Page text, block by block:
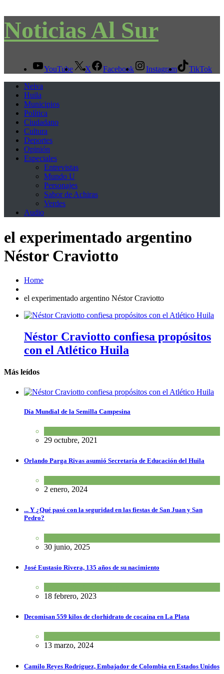
Noticias Al Sur
YouTube X Facebook Instagram
TikTok
Neiva
Huila
Municipios
Política
Ciudadano
Cultura
Deportes
Opinión
Especiales
Entrevistas
Mundo U
Personajes
Sabor de Achiras
Verdes
Audio
el experimentado argentino
Néstor Craviotto
Home
el experimentado argentino Néstor Craviotto
Néstor Craviotto confiesa propósitos
con el Atlético Huila
Más leídos
Día Mundial de la Semilla Campesina
29 octubre, 2021
Orlando Parga Rivas asumió Secretaría de Educación del Huila
2 enero, 2024
... Y ¿Qué pasó con la seguridad en las fiestas de San Juan y San
Pedro?
30 junio, 2025
José Eustasio Rivera, 135 años de su nacimiento
18 febrero, 2023
Decomisan 559 kilos de clorhidrato de cocaína en La Plata
13 marzo, 2024
Camilo Reyes Rodríguez, Embajador de Colombia en Estados Unidos